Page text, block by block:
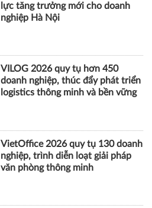
lực tăng trưởng mới cho doanh
nghiệp Hà Nội
VILOG 2026 quy tụ hơn 450
doanh nghiệp, thúc đẩy phát triển
logistics thông minh và bền vững
VietOffice 2026 quy tụ 130 doanh
nghiệp, trình diễn loạt giải pháp
văn phòng thông minh